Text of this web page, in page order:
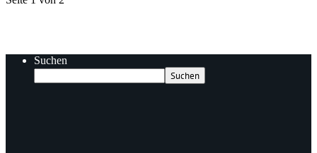
Suchen
Suchen